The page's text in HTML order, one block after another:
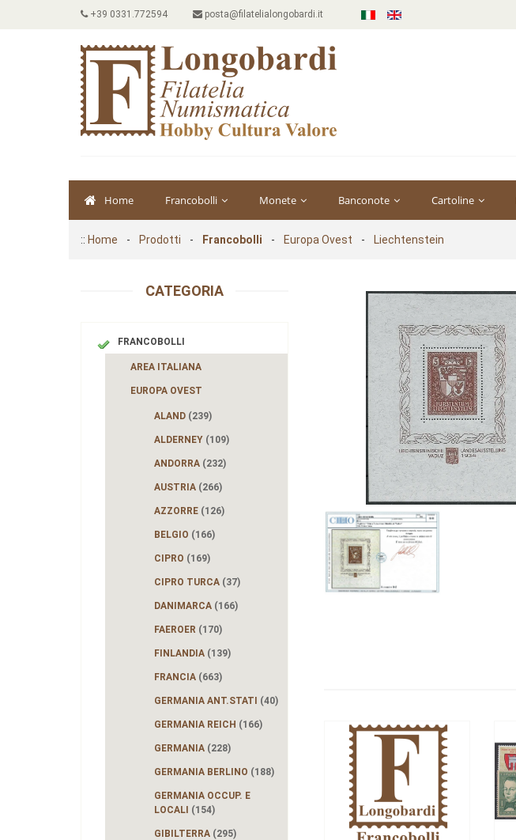
+39 0331.772594 posta@filatelialongobardi.it
Home Francobolli Monete Banconote Cartoline
:: Home - Prodotti - Francobolli - Europa Ovest - Liechtenstein
CATEGORIA
FRANCOBOLLI
AREA ITALIANA
EUROPA OVEST
ALAND (239)
ALDERNEY (109)
ANDORRA (232)
AUSTRIA (266)
AZZORRE (126)
BELGIO (166)
CIPRO (169)
CIPRO TURCA (37)
DANIMARCA (166)
FAEROER (170)
FINLANDIA (139)
FRANCIA (663)
GERMANIA ANT.STATI (40)
GERMANIA REICH (166)
GERMANIA (228)
GERMANIA BERLINO (188)
GERMANIA OCCUP. E
LOCALI (154)
GIBILTERRA (295)